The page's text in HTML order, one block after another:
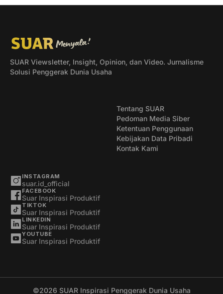
SUAR Viewsletter, Insight, Opinion, dan Video. Jurnalisme
Solusi Penggerak Dunia Usaha
Tentang SUAR
Pedoman Media Siber
Ketentuan Penggunaan
Kebijakan Data Pribadi
Kontak Kami
INSTAGRAM
suar.id_official
FACEBOOK
Suar Inspirasi Produktif
TIKTOK
Suar Inspirasi Produktif
LINKEDIN
Suar Inspirasi Produktif
YOUTUBE
Suar Inspirasi Produktif
©2026 SUAR Inspirasi Penggerak Dunia Usaha